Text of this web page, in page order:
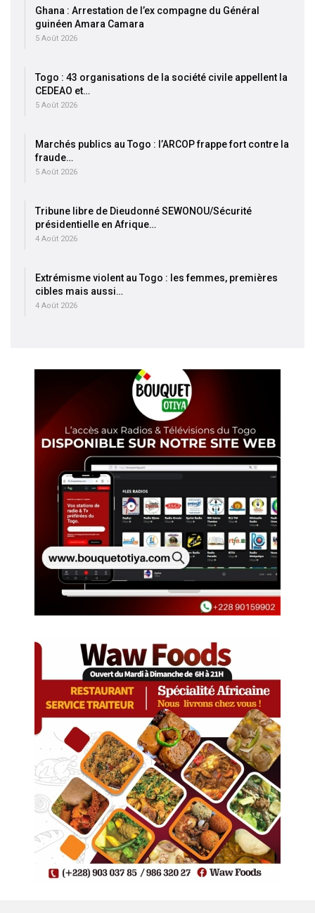
Ghana : Arrestation de l’ex compagne du Général
guinéen Amara Camara
5 Août 2026
Togo : 43 organisations de la société civile appellent la
CEDEAO et…
5 Août 2026
Marchés publics au Togo : l’ARCOP frappe fort contre la
fraude…
5 Août 2026
Tribune libre de Dieudonné SEWONOU/Sécurité
présidentielle en Afrique…
4 Août 2026
Extrémisme violent au Togo : les femmes, premières
cibles mais aussi…
4 Août 2026